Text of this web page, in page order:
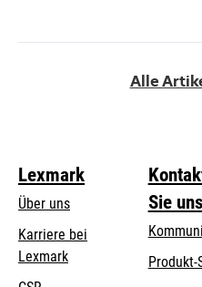
Alle
Lexmark
Über uns
Karriere bei
Lexmark
Sie uns
wird
Produkt-